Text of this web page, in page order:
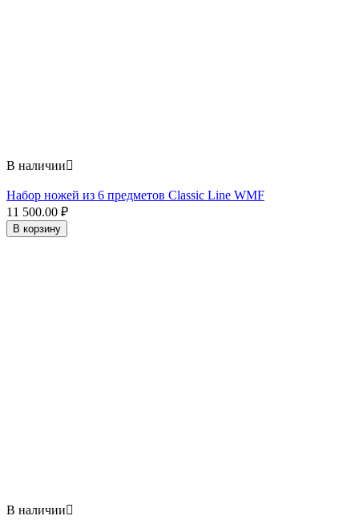
В наличии
Набор ножей из 6 предметов Classic Line WMF
11 500.00 ₽
В корзину
В наличии